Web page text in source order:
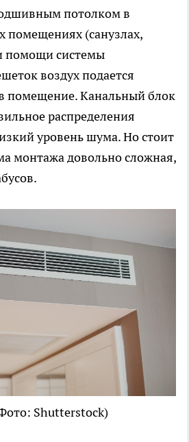
потолком в
помещениях (санузлах,
помощи системы
воздух подается
помещение. Канальный блок
распределения
уровень шума. Но стоит
монтажа довольно сложная,
Shutterstock)